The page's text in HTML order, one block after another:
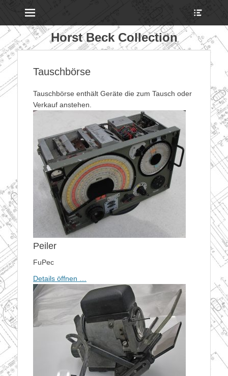
Horst Beck Collection
Tauschbörse
Tauschbörse enthält Geräte die zum Tausch oder
Verkauf anstehen.
Peiler
FuPec
Details öffnen …